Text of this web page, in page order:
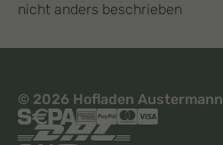
nicht anders beschrieben
© 2026 Hofladen Austermann